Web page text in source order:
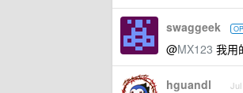
swaggeek OP
@MX123 我用
hguandl